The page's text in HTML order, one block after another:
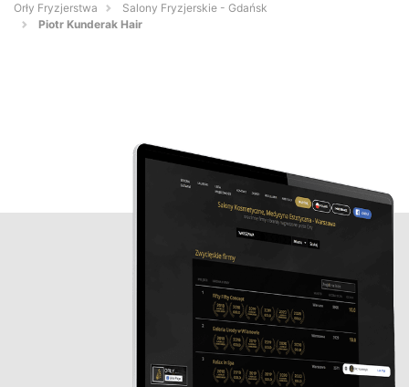
Orły Fryzjerstwa
Salony Fryzjerskie - Gdańsk
Piotr Kunderak Hair